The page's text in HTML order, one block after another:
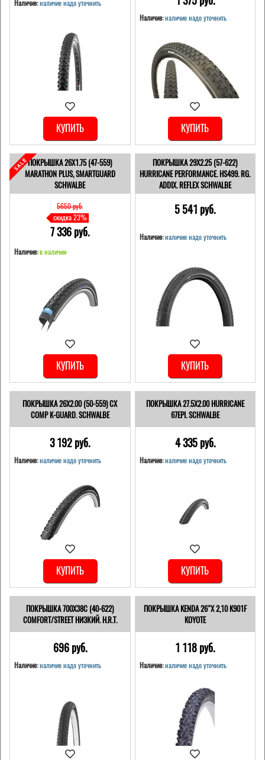
Наличие:наличие надо уточнить
КУПИТЬ
Наличие: наличие надо уточнить
КУПИТЬ
ПОКРЫШКА 26X1.75 (47-559)
MARATHON PLUS, SMARTGUARD
SCHWALBE
5650 pуб.
скидка 23%
7 336 pуб.
Наличие:в наличии
КУПИТЬ
ПОКРЫШКА 29X2.25 (57-622)
HURRICANE PERFORMANCE. HS499. RG.
ADDIX. REFLEX SCHWALBE
5 541 pуб.
Наличие: наличие надо уточнить
КУПИТЬ
ПОКРЫШКА 26X2.00 (50-559) CX
COMP K-GUARD. SCHWALBE
3 192 pуб.
Наличие:наличие надо уточнить
КУПИТЬ
ПОКРЫШКА 27.5X2.00 HURRICANE
67EPI. SCHWALBE
4 335 pуб.
Наличие: наличие надо уточнить
КУПИТЬ
ПОКРЫШКА 700X38С (40-622)
COMFORT/STREET НИЗКИЙ. H.R.T.
696 pуб.
Наличие:наличие надо уточнить
ПОКРЫШКА KENDA 26"Х 2,10 K901F
KOYOTE
1 118 pуб.
Наличие: наличие надо уточнить